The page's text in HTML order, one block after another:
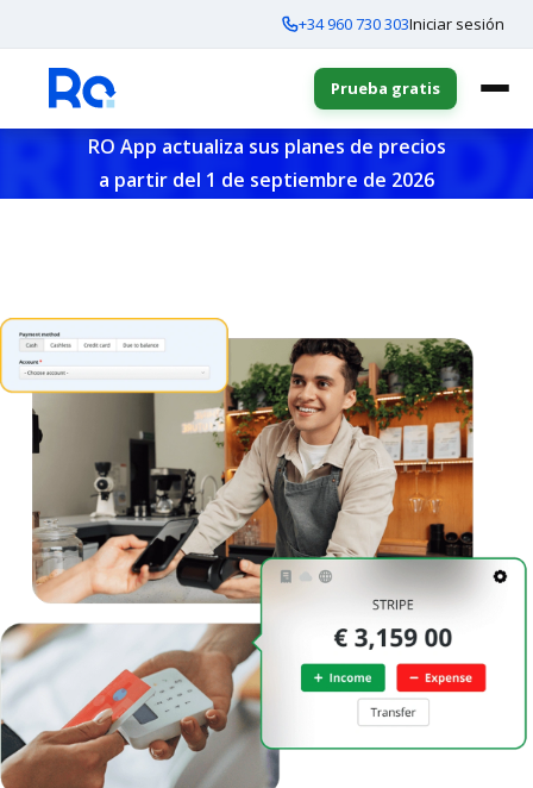
+34 960 730 303Iniciar sesión
Prueba gratis
RO App actualiza sus planes de precios
a partir del 1 de septiembre de 2026